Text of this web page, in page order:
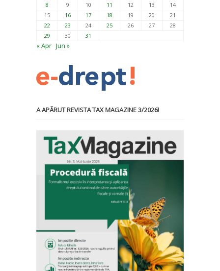
8 9 10 11 12 13
14
15
16 17 18 19 20
21
22
23 24 25 26 27
28
29
30 31
« Apr Jun »
A APĂRUT REVISTA TAX MAGAZINE 3/2026!